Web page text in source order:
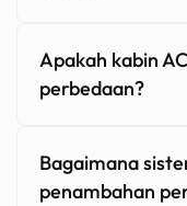
Apakah kabin
perbedaan?
Bagaimana
penambahan